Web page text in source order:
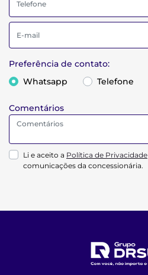
Preferência de contato:
Whatsapp
Telefone
Comentários
Li e aceito a Política de Privacidade
comunicações da concessionária.